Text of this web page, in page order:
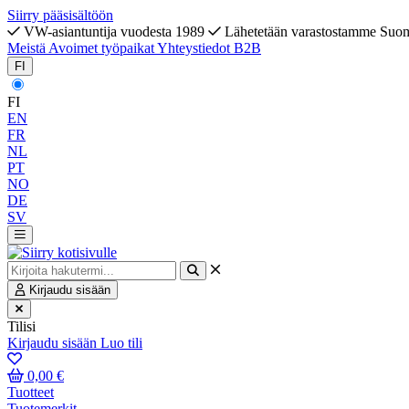
Siirry pääsisältöön
VW-asiantuntija vuodesta 1989
Lähetetään varastostamme
Meistä Avoimet työpaikatYhteystiedot B2B
FI
FI
EN
FR
NL
PT
NO
DE
SV
Kirjaudu sisään
Tilisi
Kirjaudu sisään Luo tili
0,00 €
Tuotteet